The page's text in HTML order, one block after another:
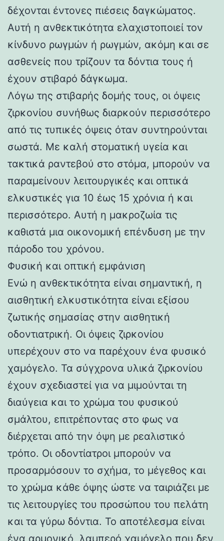
δέχονται έντονες πιέσεις δαγκώματος.
Αυτή η ανθεκτικότητα ελαχιστοποιεί τον
κίνδυνο ρωγμών ή ρωγμών, ακόμη και σε
ασθενείς που τρίζουν τα δόντια τους ή
έχουν στιβαρό δάγκωμα.
Λόγω της στιβαρής δομής τους, οι όψεις
ζιρκονίου συνήθως διαρκούν περισσότερο
από τις τυπικές όψεις όταν συντηρούνται
σωστά. Με καλή στοματική υγεία και
τακτικά ραντεβού στο στόμα, μπορούν να
παραμείνουν λειτουργικές και οπτικά
ελκυστικές για 10 έως 15 χρόνια ή και
περισσότερο. Αυτή η μακροζωία τις
καθιστά μια οικονομική επένδυση με την
πάροδο του χρόνου.
Φυσική και οπτική εμφάνιση
Ενώ η ανθεκτικότητα είναι σημαντική, η
αισθητική ελκυστικότητα είναι εξίσου
ζωτικής σημασίας στην αισθητική
οδοντιατρική. Οι όψεις ζιρκονίου
υπερέχουν στο να παρέχουν ένα φυσικό
χαμόγελο. Τα σύγχρονα υλικά ζιρκονίου
έχουν σχεδιαστεί για να μιμούνται τη
διαύγεια και το χρώμα του φυσικού
σμάλτου, επιτρέποντας στο φως να
διέρχεται από την όψη με ρεαλιστικό
τρόπο. Οι οδοντίατροι μπορούν να
προσαρμόσουν το σχήμα, το μέγεθος και
το χρώμα κάθε όψης ώστε να ταιριάζει με
τις λειτουργίες του προσώπου του πελάτη
και τα γύρω δόντια. Το αποτέλεσμα είναι
ένα αρμονικό, λαμπερό χαμόγελο που δεν